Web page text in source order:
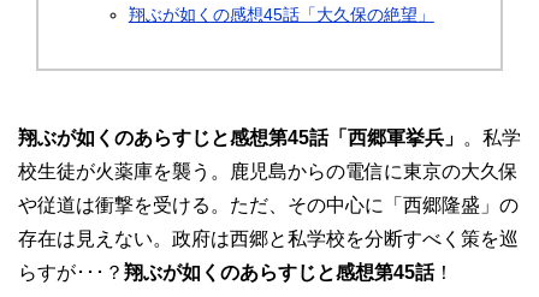
翔ぶが如くの感想45話「大久保の絶望」
翔ぶが如くのあらすじと感想第45話「西郷軍挙兵」 。私学
校生徒が火薬庫を襲う。鹿児島からの電信に東京の大久保
や従道は衝撃を受ける。ただ、その中心に「西郷隆盛」の
存在は見えない。政府は西郷と私学校を分断すべく策を巡
らすが･･･？ 翔ぶが如くのあらすじと感想第45話！